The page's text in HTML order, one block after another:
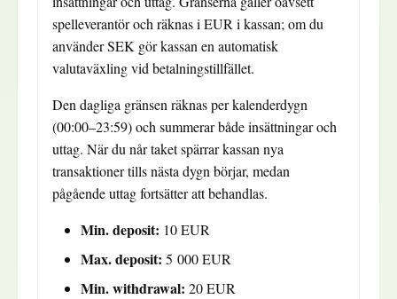
spelleverantör och räknas i EUR i kassan; om du
använder SEK gör kassan en automatisk
valutaväxling vid betalningstillfället.
Den dagliga gränsen räknas per kalenderdygn
(00:00–23:59) och summerar både insättningar och
uttag. När du når taket spärrar kassan nya
transaktioner tills nästa dygn börjar, medan
pågående uttag fortsätter att behandlas.
Min. deposit: 10 EUR
Max. deposit: 5 000 EUR
Min. withdrawal: 20 EUR